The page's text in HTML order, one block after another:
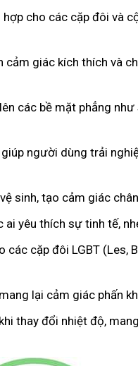
cho các cặp đôi và
giác kích thích và
các bề mặt phẳng
người dùng trải
sinh, tạo cảm giác
yêu thích sự tinh tế,
các cặp đôi LGBT (Les,
lại cảm giác phấn
thay đổi nhiệt độ,